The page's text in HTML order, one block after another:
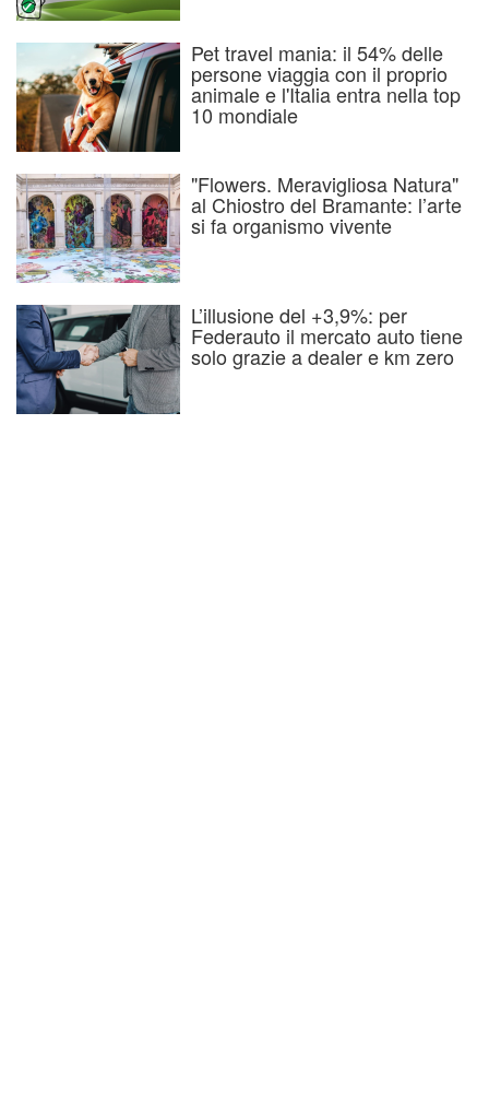
Pet travel mania: il 54% delle
persone viaggia con il proprio
animale e l'Italia entra nella top
10 mondiale
"Flowers. Meravigliosa Natura"
al Chiostro del Bramante: l’arte
si fa organismo vivente
L’illusione del +3,9%: per
Federauto il mercato auto tiene
solo grazie a dealer e km zero